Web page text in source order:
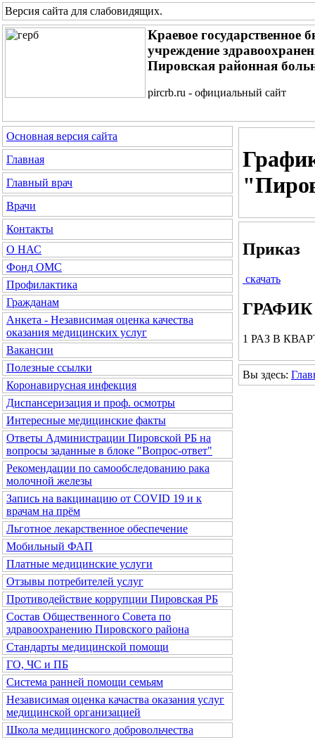
Версия сайта для слабовидящих.
Краевое государственное
учреждение
Пировская районная
pircrb.ru - официальный сайт
Основная версия сайта
Главная
Главный врач
Врачи
Контакты
О НАС
Фонд ОМС
Профилактика
Гражданам
Анкета - Независимая оценка качества
оказания медицинских услуг
Вакансии
Полезные ссылки
Коронавирусная инфекция
Диспансеризация и проф. осмотры
Интересные медицинские факты
Ответы Администрации Пировской РБ на
вопросы заданные в блоке "Вопрос-ответ"
Рекомендации по самообследованию рака
молочной железы
Запись на вакцинацию от COVID 19 и к
врачам на прём
Льготное лекарственное обеспечение
Мобильный ФАП
Платные медицинские услуги
Отзывы потребителей услуг
Противодействие коррупции Пировская РБ
Состав Общественного Совета по
здравоохранению Пировского района
Стандарты медицинской помощи
ГО, ЧС и ПБ
Система ранней помощи семьям
Независимая оценка качаства оказания услуг
медицинской организацией
Школа медицинского добровольчества
Приказ
скачать
ГРАФИК
1 РАЗ В
Вы здесь: